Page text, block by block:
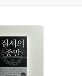
한 우크라이나 전쟁을
동의 전형인 트럼프 대
통해 무너져가는 세